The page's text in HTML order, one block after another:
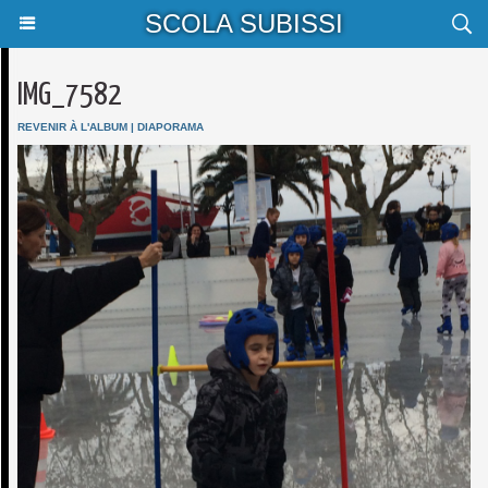
SCOLA SUBISSI
IMG_7582
REVENIR À L'ALBUM | DIAPORAMA